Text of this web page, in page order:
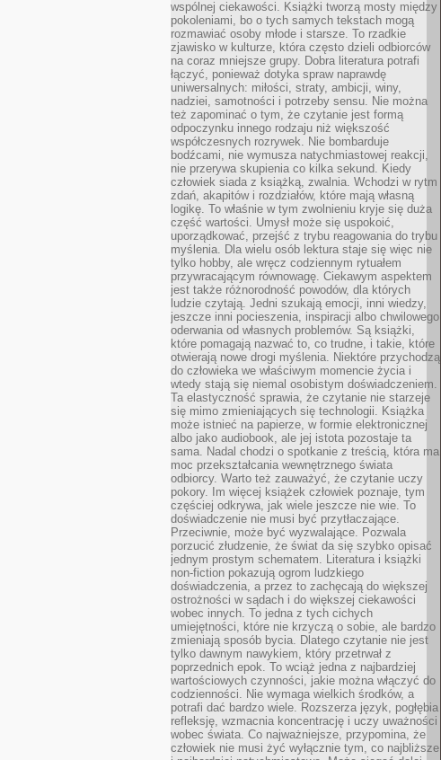
wspólnej ciekawości. Książki tworzą mosty między
pokoleniami, bo o tych samych tekstach mogą
rozmawiać osoby młode i starsze. To rzadkie
zjawisko w kulturze, która często dzieli odbiorców
na coraz mniejsze grupy. Dobra literatura potrafi
łączyć, ponieważ dotyka spraw naprawdę
uniwersalnych: miłości, straty, ambicji, winy,
nadziei, samotności i potrzeby sensu. Nie można
też zapominać o tym, że czytanie jest formą
odpoczynku innego rodzaju niż większość
współczesnych rozrywek. Nie bombarduje
bodźcami, nie wymusza natychmiastowej reakcji,
nie przerywa skupienia co kilka sekund. Kiedy
człowiek siada z książką, zwalnia. Wchodzi w rytm
zdań, akapitów i rozdziałów, które mają własną
logikę. To właśnie w tym zwolnieniu kryje się duża
część wartości. Umysł może się uspokoić,
uporządkować, przejść z trybu reagowania do trybu
myślenia. Dla wielu osób lektura staje się więc nie
tylko hobby, ale wręcz codziennym rytuałem
przywracającym równowagę. Ciekawym aspektem
jest także różnorodność powodów, dla których
ludzie czytają. Jedni szukają emocji, inni wiedzy,
jeszcze inni pocieszenia, inspiracji albo chwilowego
oderwania od własnych problemów. Są książki,
które pomagają nazwać to, co trudne, i takie, które
otwierają nowe drogi myślenia. Niektóre przychodzą
do człowieka we właściwym momencie życia i
wtedy stają się niemal osobistym doświadczeniem.
Ta elastyczność sprawia, że czytanie nie starzeje
się mimo zmieniających się technologii. Książka
może istnieć na papierze, w formie elektronicznej
albo jako audiobook, ale jej istota pozostaje ta
sama. Nadal chodzi o spotkanie z treścią, która ma
moc przekształcania wewnętrznego świata
odbiorcy. Warto też zauważyć, że czytanie uczy
pokory. Im więcej książek człowiek poznaje, tym
częściej odkrywa, jak wiele jeszcze nie wie. To
doświadczenie nie musi być przytłaczające.
Przeciwnie, może być wyzwalające. Pozwala
porzucić złudzenie, że świat da się szybko opisać
jednym prostym schematem. Literatura i książki
non-fiction pokazują ogrom ludzkiego
doświadczenia, a przez to zachęcają do większej
ostrożności w sądach i do większej ciekawości
wobec innych. To jedna z tych cichych
umiejętności, które nie krzyczą o sobie, ale bardzo
zmieniają sposób bycia. Dlatego czytanie nie jest
tylko dawnym nawykiem, który przetrwał z
poprzednich epok. To wciąż jedna z najbardziej
wartościowych czynności, jakie można włączyć do
codzienności. Nie wymaga wielkich środków, a
potrafi dać bardzo wiele. Rozszerza język, pogłębia
refleksję, wzmacnia koncentrację i uczy uważności
wobec świata. Co najważniejsze, przypomina, że
człowiek nie musi żyć wyłącznie tym, co najbliższe